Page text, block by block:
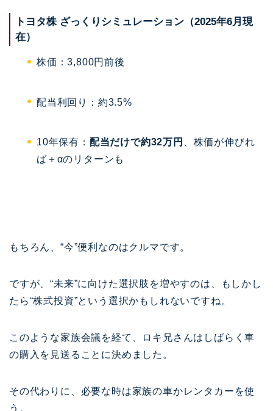
トヨタ株 ざっくりシミュレーション（2025年6月現
在）
株価：3,800円前後
配当利回り：約3.5%
10年保有： 配当だけで約32万円
、株価が伸びれ
ば＋αのリターンも
もちろん、“今”便利なのはクルマです。
ですが、“未来”に向けた選択肢を増やすのは、もしかし
たら“株式投資”という選択かもしれないですね。
このような家族会議を経て、ロキ兄さんはしばらく車
の購入を見送ることに決めました。
その代わりに、必要な時は家族の車かレンタカーを使
う。